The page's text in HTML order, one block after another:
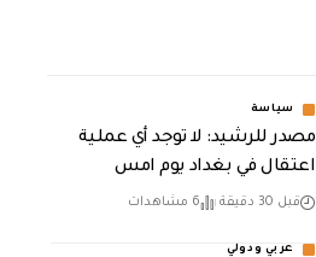
سياسة
مصدر للرشيد: لا توجد أي عملية
اعتقال في بغداد يوم امس
قبل 30 دقيقة 6 مشاهدات
عربي ودولي